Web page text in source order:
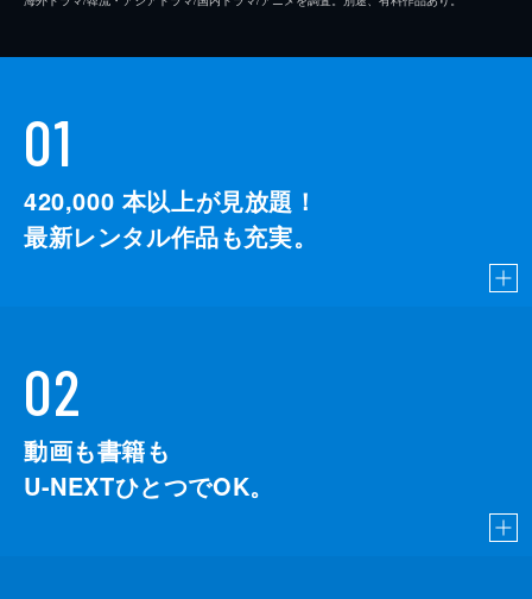
01
420,000 本以上が見放題！
最新レンタル作品も充実。
02
動画も書籍も
U-NEXTひとつでOK。